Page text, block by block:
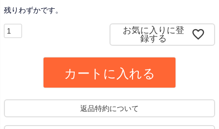
残りわずかです。
お気に入りに登
録する
カートに入れる
返品特約について